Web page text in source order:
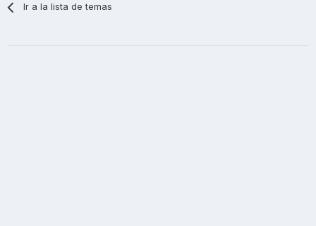
Ir a la lista de temas